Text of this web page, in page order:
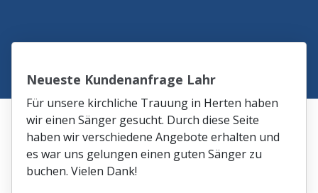
Neueste Kundenanfrage Lahr
Für unsere kirchliche Trauung in Herten haben
wir einen Sänger gesucht. Durch diese Seite
haben wir verschiedene Angebote erhalten und
es war uns gelungen einen guten Sänger zu
buchen. Vielen Dank!